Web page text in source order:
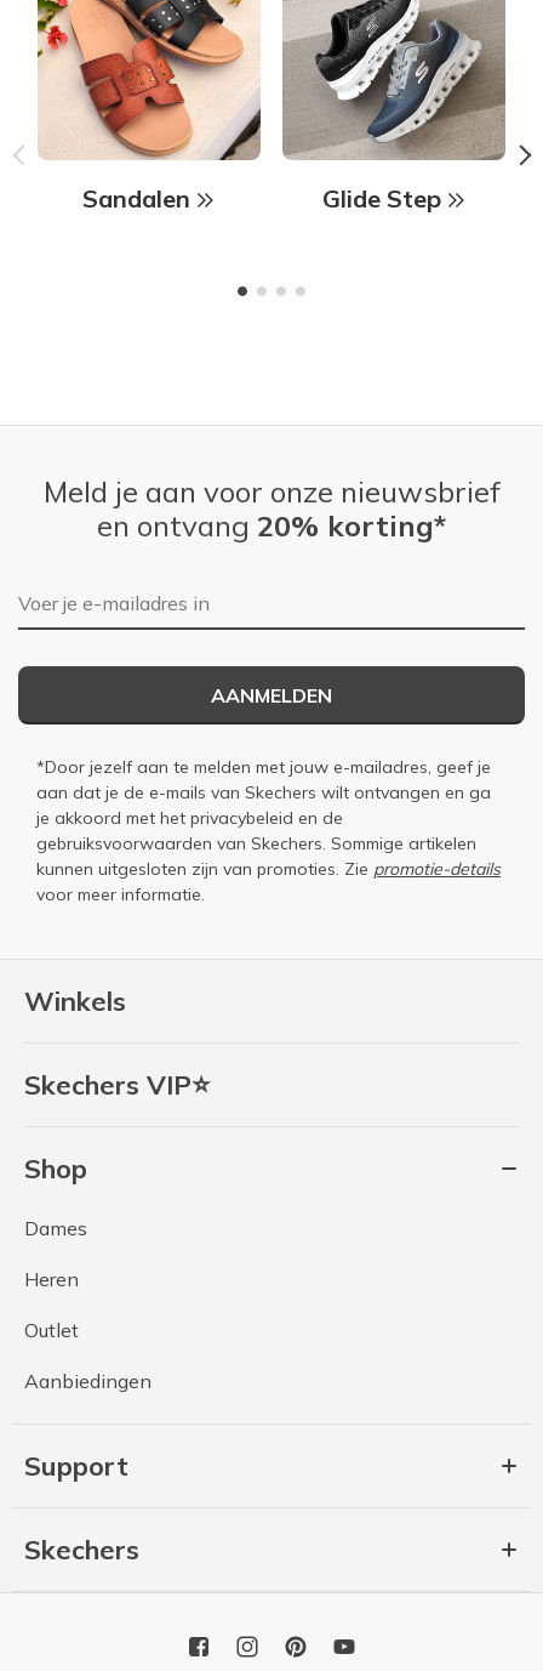
Sandalen Glide Step
Winkels
Skechers VIP⭐
Shop
Dames
Heren
Outlet
Aanbiedingen
Support
Skechers
Meld je aan voor onze nieuwsbrief
en ontvang 20% korting*
E-mailadres
AANMELDEN
*Door jezelf aan te melden met jouw e-mailadres, geef je
aan dat je de e-mails van Skechers wilt ontvangen en ga
je akkoord met het privacybeleid en de
gebruiksvoorwaarden van Skechers. Sommige artikelen
kunnen uitgesloten zijn van promoties. Zie promotie-details
voor meer informatie.